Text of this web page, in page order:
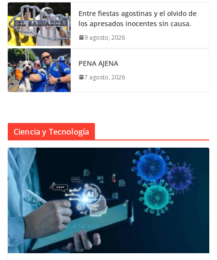
Entre fiestas agostinas y el olvido de
los apresados inocentes sin causa.
9 agosto, 2026
PENA AJENA
7 agosto, 2026
Ciencia y Tecnología